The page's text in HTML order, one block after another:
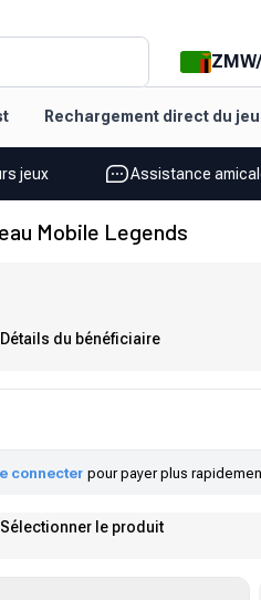
ZMW/
Rechargement direct du jeu
jeux Assistance
Mobile Legends
Détails du bénéficiaire
connecter pour payer plus
Sélectionner le produit